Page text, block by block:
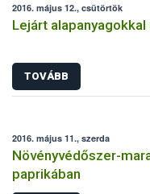
2016. május 12., csütörtök
Lejárt
TOVÁBB
2016. május 11., szerda
Növényvédőszer-
paprikában